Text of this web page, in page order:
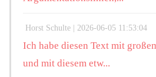
Horst Schulte | 2026-06-05 11:53:04
Ich habe diesen Text mit
und mit diesem etw...